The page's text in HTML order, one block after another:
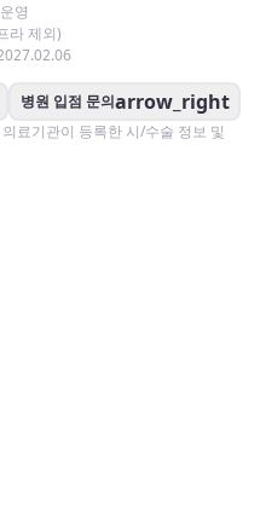
영
라 제외)
병원 입점 문의arrow_right
료기관이 등록한 시/수술 정보 및